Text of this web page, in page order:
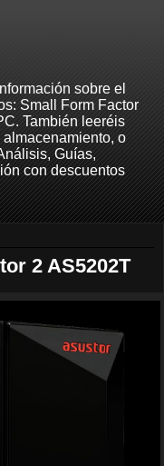
sobre el
Small Form Factor
También leeréis
o
Guías,
con descuentos
2 AS5202T